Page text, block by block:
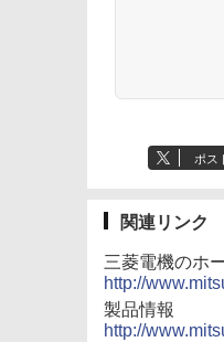
ポス
関連リンク
三菱電機のホ
http://
製品情報
http://